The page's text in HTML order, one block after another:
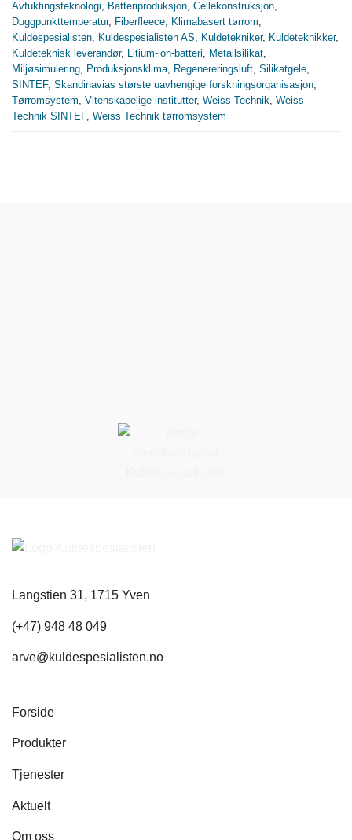
Avfuktingsteknologi, Batteriproduksjon, Cellekonstruksjon,
Duggpunkttemperatur, Fiberfleece, Klimabasert tørrom,
Kuldespesialisten, Kuldespesialisten AS, Kuldetekniker, Kuldeteknikker,
Kuldeteknisk leverandør, Litium-ion-batteri, Metallsilikat,
Miljøsimulering, Produksjonsklima, Regenereringsluft, Silikatgele,
SINTEF, Skandinavias største uavhengige forskningsorganisasjon,
Tørromsystem, Vitenskapelige institutter, Weiss Technik, Weiss
Technik SINTEF, Weiss Technik tørromsystem
Langstien 31, 1715 Yven
(+47) 948 48 049
arve@kuldespesialisten.no
Forside
Produkter
Tjenester
Aktuelt
Om oss